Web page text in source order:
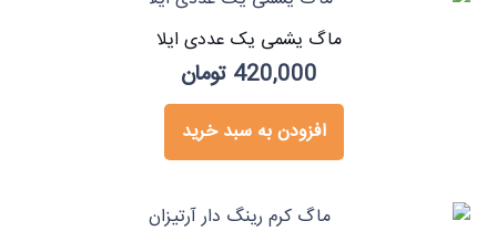
ماگ یشمی یک عددی ایلا
420,000 تومان
افزودن به سبد خرید